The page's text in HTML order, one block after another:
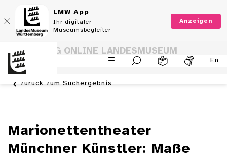
LMW App
Ihr digitaler
Museumsbegleiter
Anzeigen
En
SAMMLUNG ONLINE LANDESMUSEUM
WÜRTTEMBERG
zurück zum Suchergebnis
Marionettentheater
Münchner Künstler: Maße